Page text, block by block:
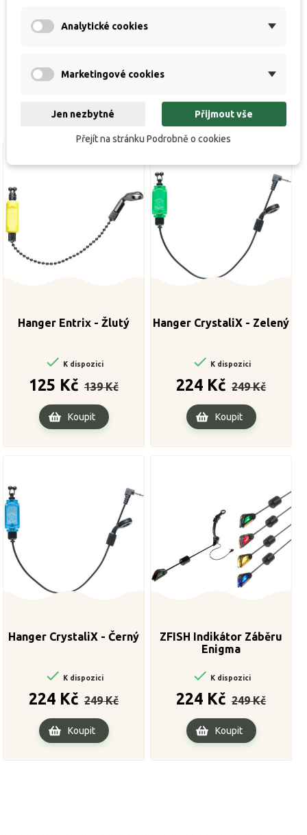
samostatném balení (1ks) i v praktických sadách
Hanger Entrix - Žlutý
 K dispozici
125 Kč
cena
139 Kč
Koupit
Hanger CrystaliX - Zelený
 K dispozici
224 Kč
cena
249 Kč
Koupit
Hanger CrystaliX - Černý
 K dispozici
224 Kč
cena
249 Kč
Koupit
ZFISH Indikátor Záběru
Enigma
 K dispozici
224 Kč
cena
249 Kč
Koupit
Analytické cookies
Marketingové cookies
Jen nezbytné Přijmout vše
Přejít na stránku Podrobně o cookies